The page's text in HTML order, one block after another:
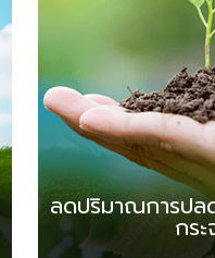
ลดปริมาณการปล
กร